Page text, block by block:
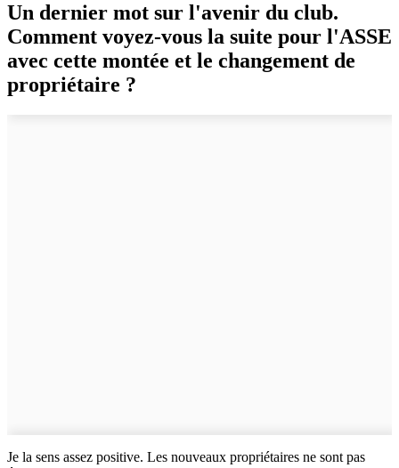
Un dernier mot sur l'avenir du club.
Comment voyez-vous la suite pour l'ASSE
avec cette montée et le changement de
propriétaire ?
Je la sens assez positive. Les nouveaux propriétaires ne sont pas